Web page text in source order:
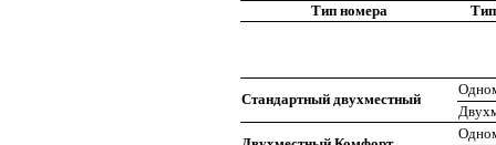
Тип номера
Стандартный двухместный